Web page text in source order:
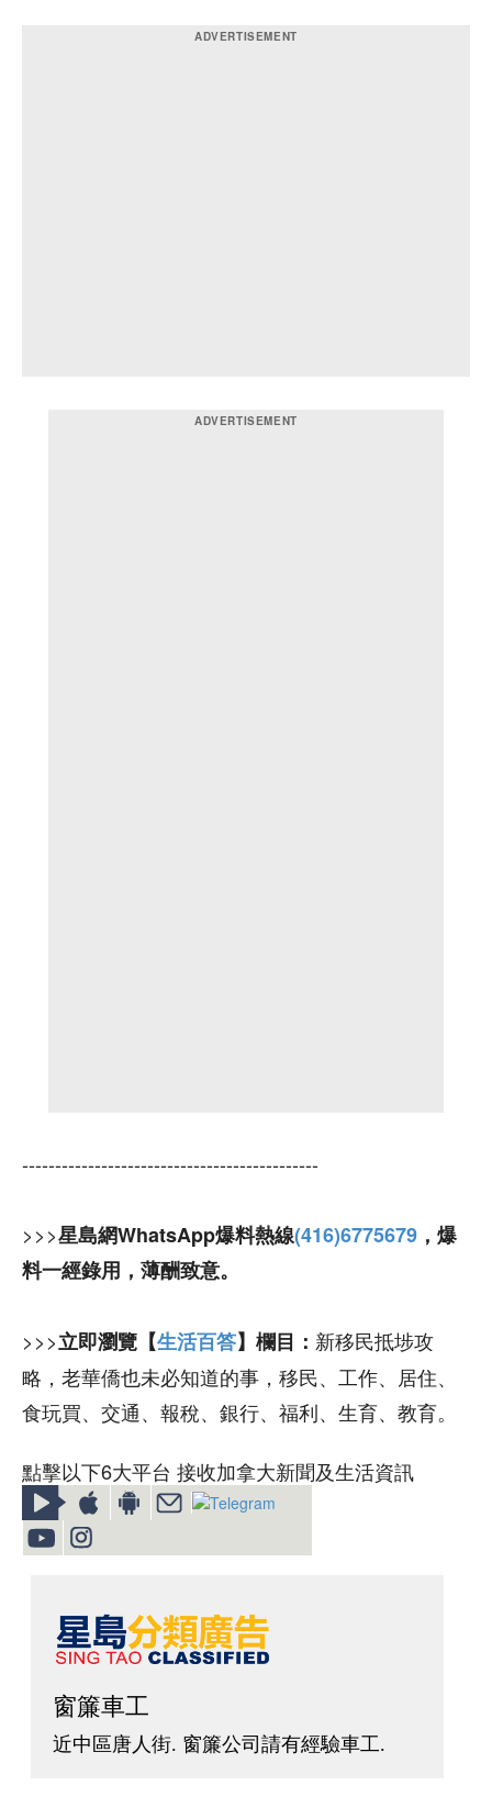
---------------------------------------------
>>>星島網WhatsApp爆料熱線(416)6775679 ，爆
料一經錄用，薄酬致意。
>>>立即瀏覽【生活百答】欄目： 新移民抵埗攻
略，老華僑也未必知道的事，移民、工作、居住、
食玩買、交通、報稅、銀行、福利、生育、教育。
點擊以下6大平台 接收加拿大新聞及生活資訊